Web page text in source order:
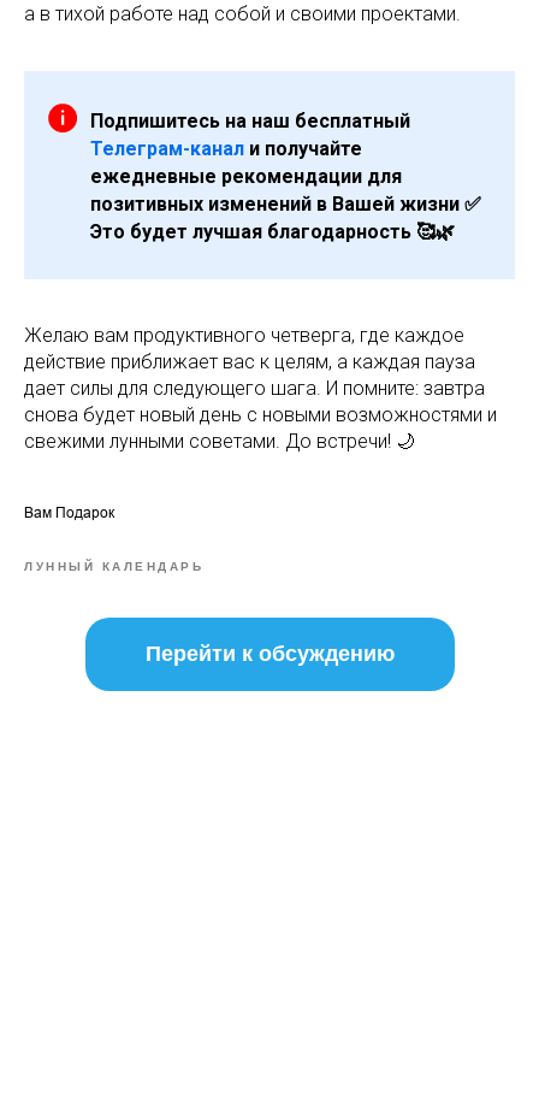
а в тихой работе над собой и своими проектами.
Подпишитесь на наш бесплатный
Телеграм-канал и получайте
ежедневные рекомендации для
позитивных изменений в Вашей жизни ✅
Это будет лучшая благодарность 🥰🌿
Желаю вам продуктивного четверга, где каждое
действие приближает вас к целям, а каждая пауза
дает силы для следующего шага. И помните: завтра
снова будет новый день с новыми возможностями и
свежими лунными советами. До встречи! 🌙
Вам Подарок
ЛУННЫЙ КАЛЕНДАРЬ
Перейти к обсуждению